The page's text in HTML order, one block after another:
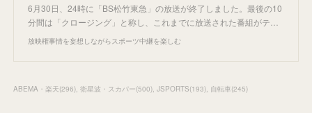
6月30日、24時に「BS松竹東急」の放送が終了しました。最後の10
分間は「クロージング」と称し、これまでに放送された番組がテ…
放映権事情を妄想しながらスポーツ中継を楽しむ
ABEMA・楽天(296) 衛星波・スカパー(500) JSPORTS(193) 自転車(245)